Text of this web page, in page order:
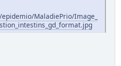
MaladiePrio/Image_